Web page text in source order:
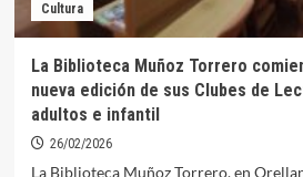
para
reparar
daños
de
las
borrascas
Cultura
La Biblioteca Muñoz Torrero
nueva edición de sus Clubes de
adultos e infantil
26/02/2026
La Biblioteca Muñoz Torrero, en